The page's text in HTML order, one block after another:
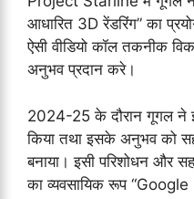
आधारित 3D रेंडरिंग” का
ऐसी वीडियो कॉल तकनीक
अनुभव प्रदान करे।
2024-25 के दौरान गूगल ने
किया तथा इसके अनुभव को
बनाया। इसी परिशोधन और
का व्यवसायिक रूप